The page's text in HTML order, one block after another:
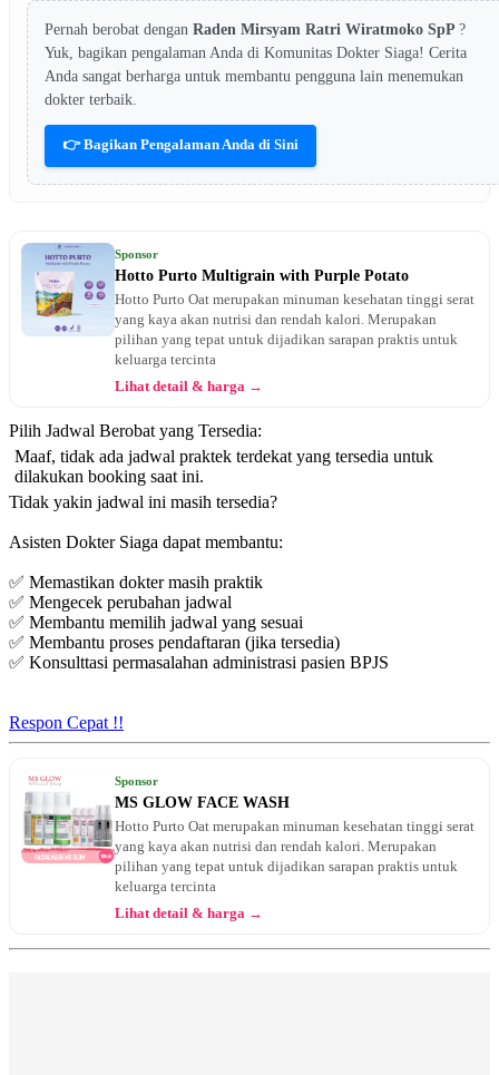
Pernah berobat dengan Raden Mirsyam Ratri Wiratmoko SpP ?
Yuk, bagikan pengalaman Anda di Komunitas Dokter Siaga! Cerita
Anda sangat berharga untuk membantu pengguna lain menemukan
dokter terbaik.
👉 Bagikan Pengalaman Anda di Sini
Sponsor
Hotto Purto Multigrain with Purple Potato
Hotto Purto Oat merupakan minuman kesehatan tinggi serat
yang kaya akan nutrisi dan rendah kalori. Merupakan
pilihan yang tepat untuk dijadikan sarapan praktis untuk
keluarga tercinta
Lihat detail & harga →
Pilih Jadwal Berobat yang Tersedia:
Maaf, tidak ada jadwal praktek terdekat yang tersedia untuk
dilakukan booking saat ini.
Tidak yakin jadwal ini masih tersedia?
Asisten Dokter Siaga dapat membantu:
✅ Memastikan dokter masih praktik
✅ Mengecek perubahan jadwal
✅ Membantu memilih jadwal yang sesuai
✅ Membantu proses pendaftaran (jika tersedia)
✅ Konsulttasi permasalahan administrasi pasien BPJS
Respon Cepat !!
Sponsor
MS GLOW FACE WASH
Hotto Purto Oat merupakan minuman kesehatan tinggi serat
yang kaya akan nutrisi dan rendah kalori. Merupakan
pilihan yang tepat untuk dijadikan sarapan praktis untuk
keluarga tercinta
Lihat detail & harga →